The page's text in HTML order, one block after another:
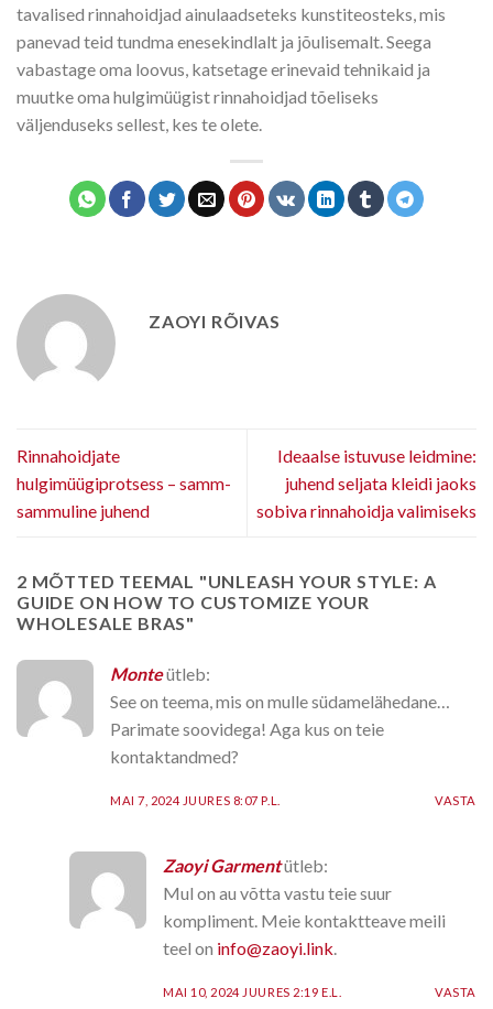
tavalised rinnahoidjad ainulaadseteks kunstiteosteks, mis
panevad teid tundma enesekindlalt ja jõulisemalt. Seega
vabastage oma loovus, katsetage erinevaid tehnikaid ja
muutke oma hulgimüügist rinnahoidjad tõeliseks
väljenduseks sellest, kes te olete.
ZAOYI RÕIVAS
Rinnahoidjate
hulgimüügiprotsess – samm-
sammuline juhend
Ideaalse istuvuse leidmine:
juhend seljata kleidi jaoks
sobiva rinnahoidja valimiseks
2 MÕTTED TEEMAL "UNLEASH YOUR STYLE: A
GUIDE ON HOW TO CUSTOMIZE YOUR
WHOLESALE BRAS"
Monteütleb:
See on teema, mis on mulle südamelähedane…
Parimate soovidega! Aga kus on teie
kontaktandmed?
MAI 7, 2024 JUURES 8:07 P.L. VASTA
Zaoyi Garmentütleb:
Mul on au võtta vastu teie suur
kompliment. Meie kontaktteave meili
teel on info@zaoyi.link.
MAI 10, 2024 JUURES 2:19 E.L. VASTA